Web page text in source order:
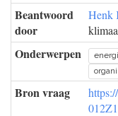
Beantwoord
door
Henk
Onderwerpen
Bron vraag